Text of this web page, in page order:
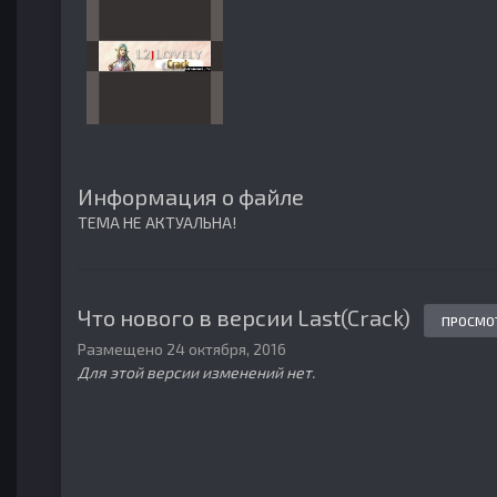
Информация о файле
ТЕМА НЕ АКТУАЛЬНА!
Что нового в версии Last(Crack)
Размещено 24 октября, 2016
Для этой версии изменений нет.